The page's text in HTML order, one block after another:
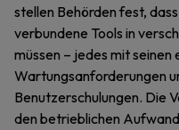
stellen Behörden fest,
verbundene Tools in
müssen – jedes mit seinen
Wartungsanforderungen
Benutzerschulungen. Die
den betrieblichen